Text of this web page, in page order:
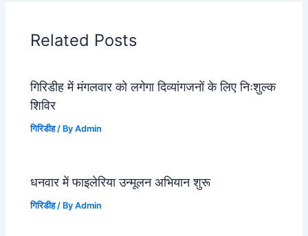
Related Posts
गिरिडीह में मंगलवार को लगेगा दिव्यांगजनों के लिए निःशुल्क
शिविर
गिरिडीह/ ByAdmin
धनवार में फाइलेरिया उन्मूलन अभियान शुरू
गिरिडीह/ ByAdmin